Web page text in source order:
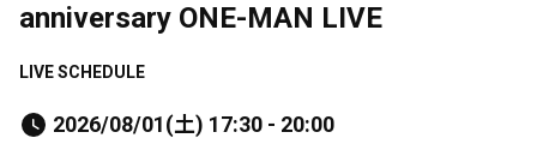
anniversary ONE-MAN LIVE
LIVE SCHEDULE
2026/08/01(土) 17:30 - 20:00